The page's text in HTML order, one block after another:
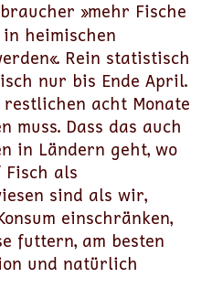
»mehr Fische
heimischen
Rein statistisch
nur bis Ende April.
acht Monate
muss. Dass das auch
in Ländern geht, wo
als
sind als wir,
einschränken,
futtern, am besten
und natürlich